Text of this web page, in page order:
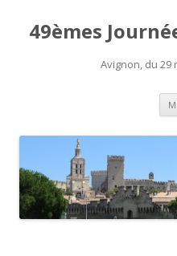
49èmes
Avignon, du 29